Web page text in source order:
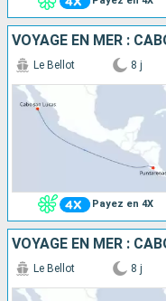
Payez en 4X
Le Bellot 8 j
Le Bellot 8 j